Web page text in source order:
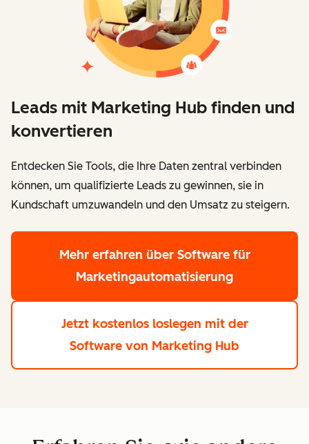
Leads mit Marketing Hub finden und
konvertieren
Entdecken Sie Tools, die Ihre Daten zentral verbinden
können, um qualifizierte Leads zu gewinnen, sie in
Kundschaft umzuwandeln und den Umsatz zu steigern.
Mehr erfahren über Software für
Marketingautomatisierung
Jetzt kostenlos loslegen mit der
Software von Marketing Hub